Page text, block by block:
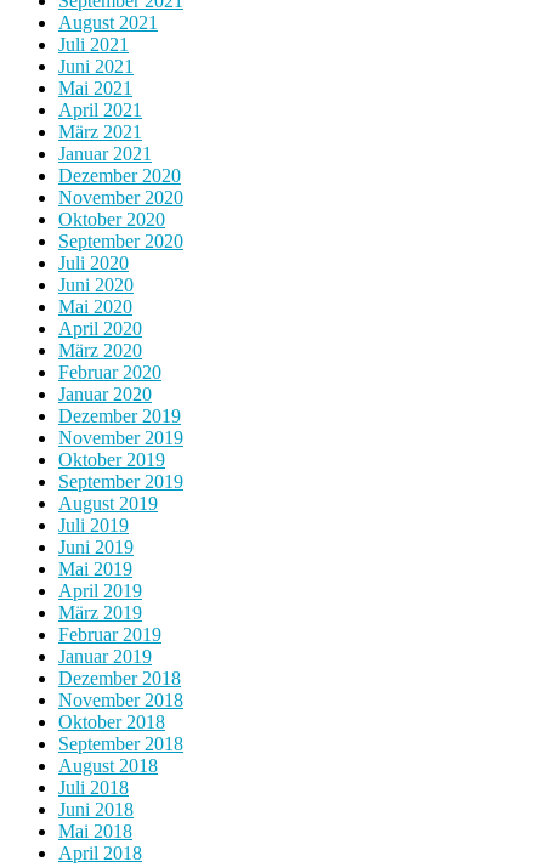
August 2021
Juli 2021
Juni 2021
Mai 2021
April 2021
März 2021
Januar 2021
Dezember 2020
November 2020
Oktober 2020
September 2020
Juli 2020
Juni 2020
Mai 2020
April 2020
März 2020
Februar 2020
Januar 2020
Dezember 2019
November 2019
Oktober 2019
September 2019
August 2019
Juli 2019
Juni 2019
Mai 2019
April 2019
März 2019
Februar 2019
Januar 2019
Dezember 2018
November 2018
Oktober 2018
September 2018
August 2018
Juli 2018
Juni 2018
Mai 2018
April 2018